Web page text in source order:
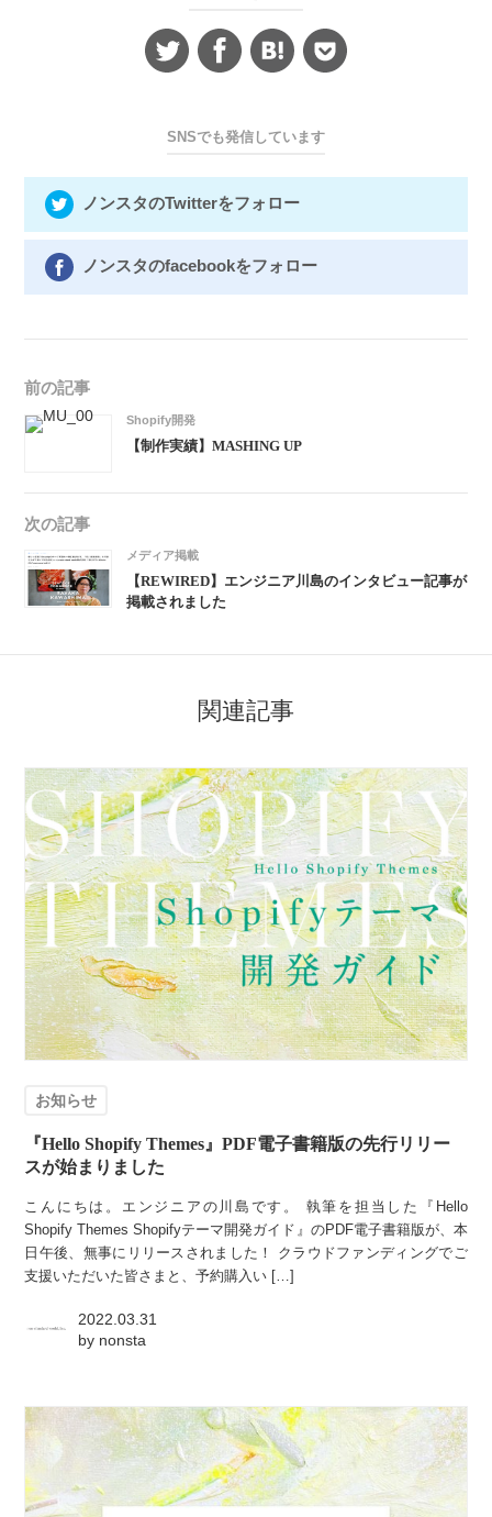
SNSでも発信しています
ノンスタのTwitterをフォロー
ノンスタのfacebookをフォロー
前の記事
Shopify開発
【制作実績】MASHING UP
次の記事
メディア掲載
【REWIRED】エンジニア川島のインタビュー記事が
掲載されました
関連記事
お知らせ
『Hello Shopify Themes』PDF電子書籍版の先行リリー
スが始まりました
こんにちは。エンジニアの川島です。 執筆を担当した『Hello
Shopify Themes Shopifyテーマ開発ガイド』のPDF電子書籍版が、本
日午後、無事にリリースされました！ クラウドファンディングでご
支援いただいた皆さまと、予約購入い […]
2022.03.31
by nonsta